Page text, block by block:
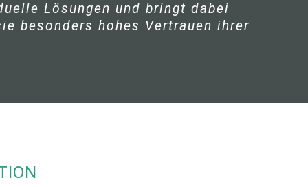
Lösungen und bringt dabei
besonders hohes Vertrauen ihrer